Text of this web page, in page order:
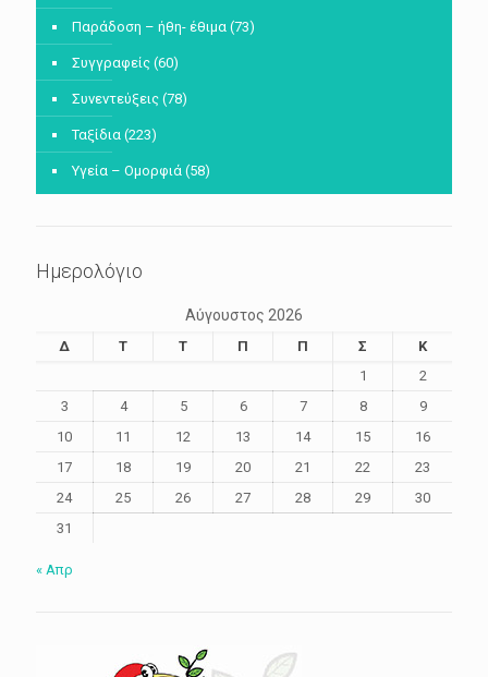
Παράδοση – ήθη- έθιμα (73)
Συγγραφείς (60)
Συνεντεύξεις (78)
Ταξίδια (223)
Υγεία – Ομορφιά (58)
Ημερολόγιο
Αύγουστος 2026
Δ Τ Τ Π Π Σ
Κ
1
2
3
4 5 6 7 8
9
10
11 12 13 14 15
16
17
18 19 20 21 22
23
24
25 26 27 28 29
30
31
« Απρ